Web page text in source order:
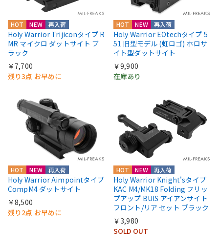
HOT NEW 再入荷
Holy Warrior Trijiconタイプ R
MR マイクロ ダットサイト ブ
ラック
￥7,700
残り3点 お早めに
HOT NEW 再入荷
Holy Warrior EOtechタイプ 5
51 旧型モデル (虹ロゴ) ホロサ
イト型ダットサイト
￥9,900
在庫あり
HOT NEW 再入荷
Holy Warrior Aimpointタイプ
CompM4 ダットサイト
￥8,500
残り2点 お早めに
HOT NEW 再入荷
Holy Warrior Knight'sタイプ
KAC M4/MK18 Folding フリッ
プアップ BUIS アイアンサイト
フロント/リア セット ブラック
￥3,980
SOLD OUT